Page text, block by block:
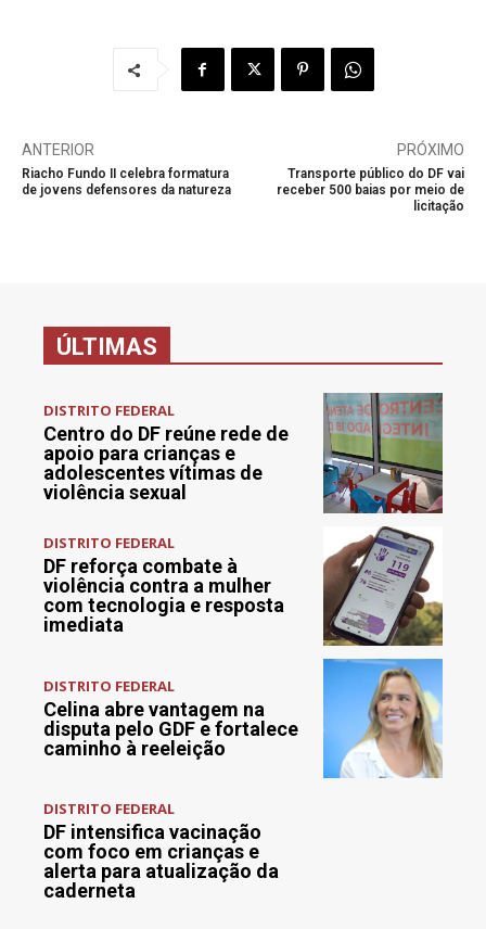
ANTERIOR
Riacho Fundo II celebra formatura
de jovens defensores da natureza
PRÓXIMO
Transporte público do DF vai
receber 500 baias por meio de
licitação
ÚLTIMAS
DISTRITO FEDERAL
Centro do DF reúne rede de
apoio para crianças e
adolescentes vítimas de
violência sexual
DISTRITO FEDERAL
DF reforça combate à
violência contra a mulher
com tecnologia e resposta
imediata
DISTRITO FEDERAL
Celina abre vantagem na
disputa pelo GDF e fortalece
caminho à reeleição
DISTRITO FEDERAL
DF intensifica vacinação
com foco em crianças e
alerta para atualização da
caderneta